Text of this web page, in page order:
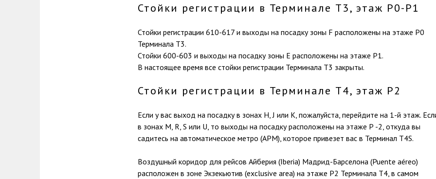
Стойки регистрации в Терминале Т3, этаж Р0-Р1
Стойки регистрации 610-617 и выходы на посадку зоны F расположены на этаже Р0
Терминала T3.
Стойки 600-603 и выходы на посадку зоны Е расположены на этаже Р1.
В настоящее время все стойки регистрации Терминала Т3 закрыты.
Стойки регистрации в Терминале Т4, этаж Р2
Если у вас выход на посадку в зонах H, J или K, пожалуйста, перейдите на 1-й этаж.
в зонах M, R, S или U, то выходы на посадку расположены на этаже Р -2, откуда вы
садитесь на автоматическое метро (APM), которое привезет вас в Терминал T4S.
Воздушный коридор для рейсов Айберия (Iberia) Мадрид-Барселона (Puente aéreo)
расположен в зоне Экзекьютив (exclusive area) на этаже Р2 Терминала Т4, в самом